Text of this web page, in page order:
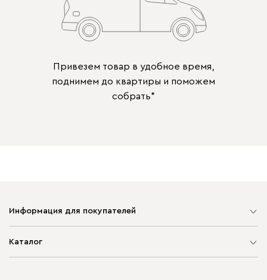
Привезем товар в удобное время,
поднимем до квартиры и поможем
собрать*
Информация для покупателей
Каталог